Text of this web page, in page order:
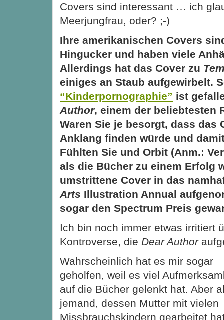
Covers sind interessant … ich
Meerjungfrau, oder? ;-)
Ihre amerikanischen Covers
Hingucker und haben viele
Allerdings hat das Cover zu
einiges an Staub aufgewirbelt.
“Kinderpornographie” ist
Author, einem der beliebtesten
Waren Sie je besorgt, dass das
Anklang finden würde und
Fühlten Sie und Orbit (Anm.:
als die Bücher zu einem Erfolg
umstrittene Cover in das
Arts Illustration Annual
sogar den Spectrum Preis
Ich bin noch immer etwas irritiert
Kontroverse, die Dear Author
Wahrscheinlich hat es mir sogar
geholfen, weil es viel
auf die Bücher gelenkt hat. Aber
jemand, dessen Mutter mit vielen
Missbrauchskindern gearbeitet